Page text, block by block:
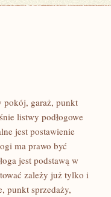
pokój, garaż, punkt
listwy podłogowe
jest postawienie
ma prawo być
jest podstawą w
zależy już tylko i
punkt sprzedaży,